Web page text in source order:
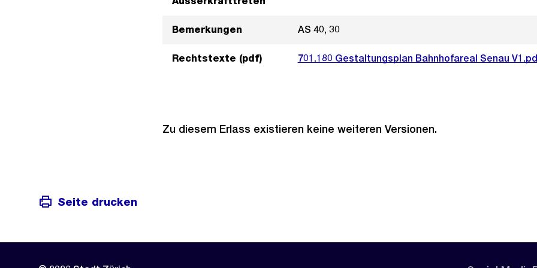
Bemerkungen AS 40, 30
Rechtstexte (pdf) 701.180 Gestaltungsplan Bahnhofareal Senau
Zu diesem Erlass existieren keine weiteren Versionen.
Seite drucken